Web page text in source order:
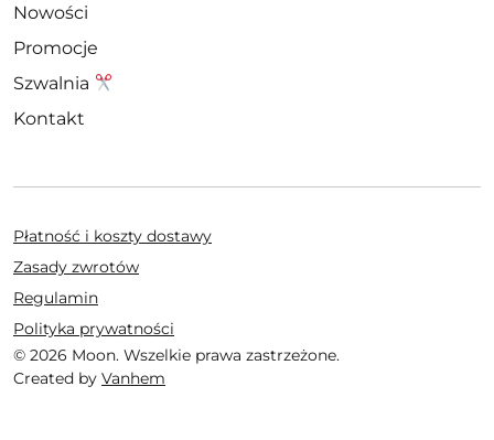
Nowości
Promocje
Szwalnia
Kontakt
© 2026 Moon. Wszelkie prawa zastrzeżone.
Created by Vanhem
Płatność i koszty dostawy
Zasady zwrotów
Regulamin
Polityka prywatności